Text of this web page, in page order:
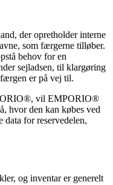
der opretholder interne
som færgerne tilløber.
behov for en
sejladsen, til klargøring
er på vej til.
vil EMPORIO®
hvor den kan købes ved
for reservedelen,
og inventar er generelt